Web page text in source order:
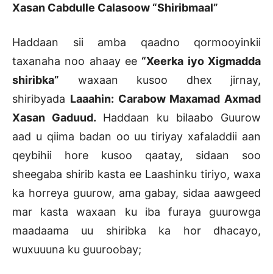
Xasan Cabdulle Calasoow “Shiribmaal”
Haddaan sii amba qaadno qormooyinkii
taxanaha noo ahaay ee “Xeerka iyo Xigmadda
shiribka” waxaan kusoo dhex jirnay,
shiribyada Laaahin: Carabow Maxamad Axmad
Xasan Gaduud. Haddaan ku bilaabo Guurow
aad u qiima badan oo uu tiriyay xafaladdii aan
qeybihii hore kusoo qaatay, sidaan soo
sheegaba shirib kasta ee Laashinku tiriyo, waxa
ka horreya guurow, ama gabay, sidaa aawgeed
mar kasta waxaan ku iba furaya guurowga
maadaama uu shiribka ka hor dhacayo,
wuxuuuna ku guuroobay;